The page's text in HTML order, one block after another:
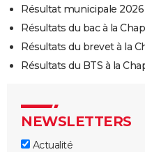
Résultat municipale
Résultats du bac à la
Résultats du brevet à la
Résultats du BTS à la
NEWSLETTERS
Actualité